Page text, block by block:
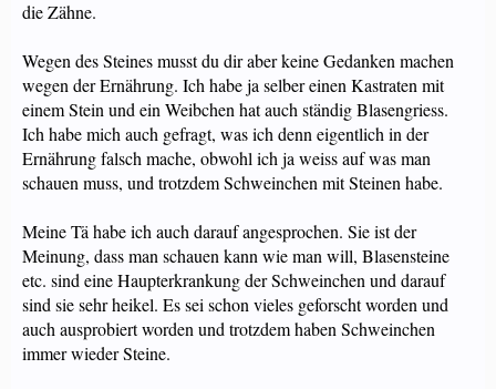
die Zähne.
Wegen des Steines musst du dir aber keine Gedanken machen
wegen der Ernährung. Ich habe ja selber einen Kastraten mit
einem Stein und ein Weibchen hat auch ständig Blasengriess.
Ich habe mich auch gefragt, was ich denn eigentlich in der
Ernährung falsch mache, obwohl ich ja weiss auf was man
schauen muss, und trotzdem Schweinchen mit Steinen habe.
Meine Tä habe ich auch darauf angesprochen. Sie ist der
Meinung, dass man schauen kann wie man will, Blasensteine
etc. sind eine Haupterkrankung der Schweinchen und darauf
sind sie sehr heikel. Es sei schon vieles geforscht worden und
auch ausprobiert worden und trotzdem haben Schweinchen
immer wieder Steine.